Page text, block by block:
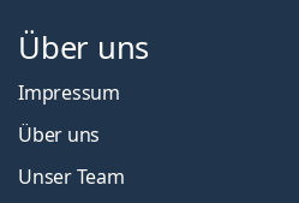
Über uns
Impressum
Über uns
Unser Team